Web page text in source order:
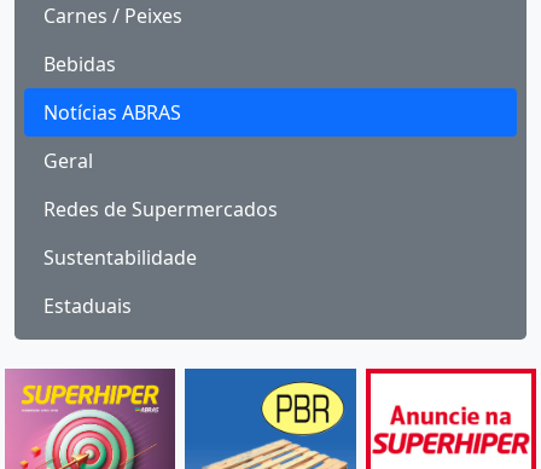
Carnes / Peixes
Bebidas
Notícias ABRAS
Geral
Redes de Supermercados
Sustentabilidade
Estaduais